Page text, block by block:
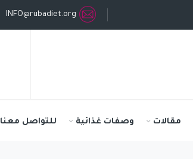
INFO@rubadiet.org
مقالات وصفات غذائية للتواصل معنا